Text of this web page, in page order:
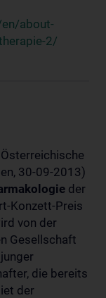
about-
2/
30-09-2013)
der
Konzett-Preis
von der
Gesellschaft
die bereits
der